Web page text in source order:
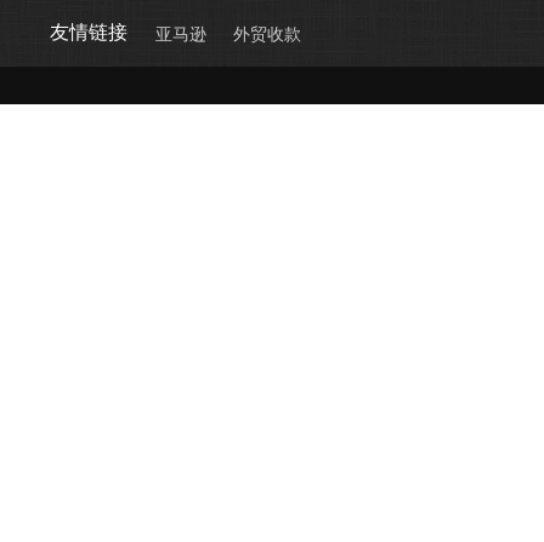
司排名，第三方出厂检验报告费用
友情链接 亚马逊 外贸收款